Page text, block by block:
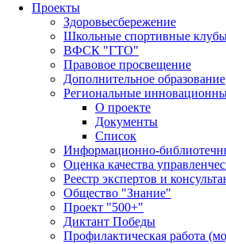
Проекты
Здоровьесбережение
Школьные спортивные
ВФСК "ГТО"
Правовое просвещение
Дополнительное образование
Региональные
О проекте
Документы
Список
Информационно-
Оценка качества
Реестр экспертов и
Общество "Знание"
Проект "500+"
Диктант Победы
Профилактическая работа